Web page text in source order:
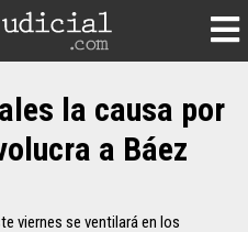
la causa por
a Báez
viernes se ventilará en los